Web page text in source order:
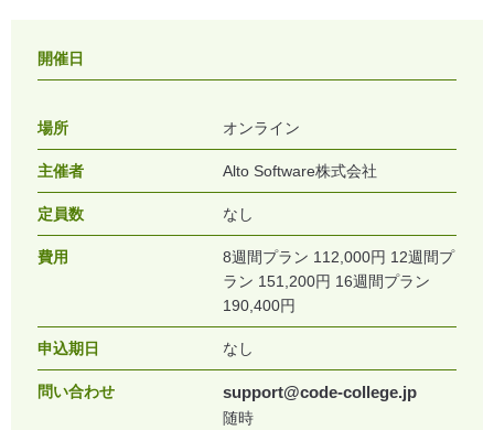
開催日
場所 オンライン
主催者 Alto Software株式会社
定員数 なし
費用
8週間プラン 112,000円 12週間プ
ラン 151,200円 16週間プラン
190,400円
申込期日 なし
問い合わせ support@code-college.jp
随時